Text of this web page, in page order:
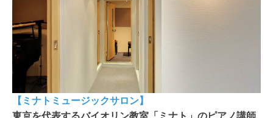
【ミナトミュージックサロン】